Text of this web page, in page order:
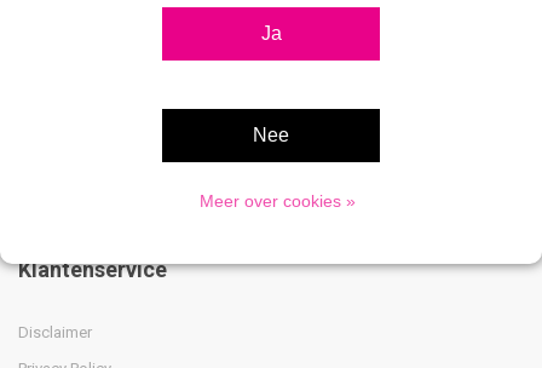
033 475 8009
Klantenservice
Disclaimer
Ja
Nee
Meer over cookies »